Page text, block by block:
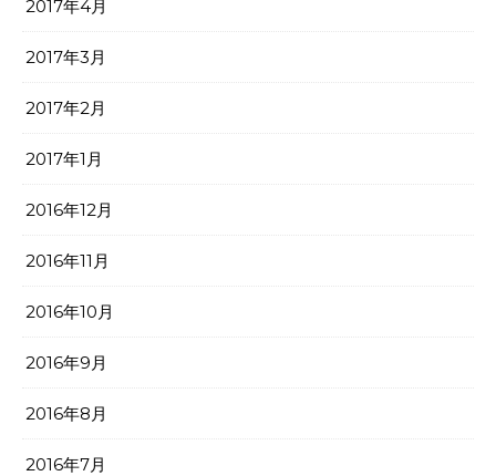
2017年4月
2017年3月
2017年2月
2017年1月
2016年12月
2016年11月
2016年10月
2016年9月
2016年8月
2016年7月